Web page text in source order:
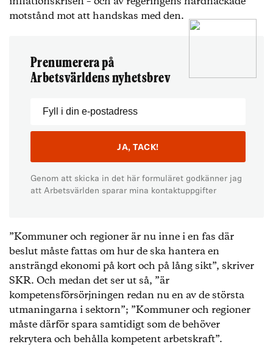
motstånd mot att handskas med den.
Prenumerera på
Arbetsvärldens nyhetsbrev
Genom att skicka in det här formuläret godkänner jag
att Arbetsvärlden sparar mina kontaktuppgifter
”Kommuner och regioner är nu inne i en fas där
beslut måste fattas om hur de ska hantera en
ansträngd ekonomi på kort och på lång sikt”, skriver
SKR. Och medan det ser ut så, ”är
kompetensförsörjningen redan nu en av de största
utmaningarna i sektorn”; ”Kommuner och regioner
måste därför spara samtidigt som de behöver
rekrytera och behålla kompetent arbetskraft”.